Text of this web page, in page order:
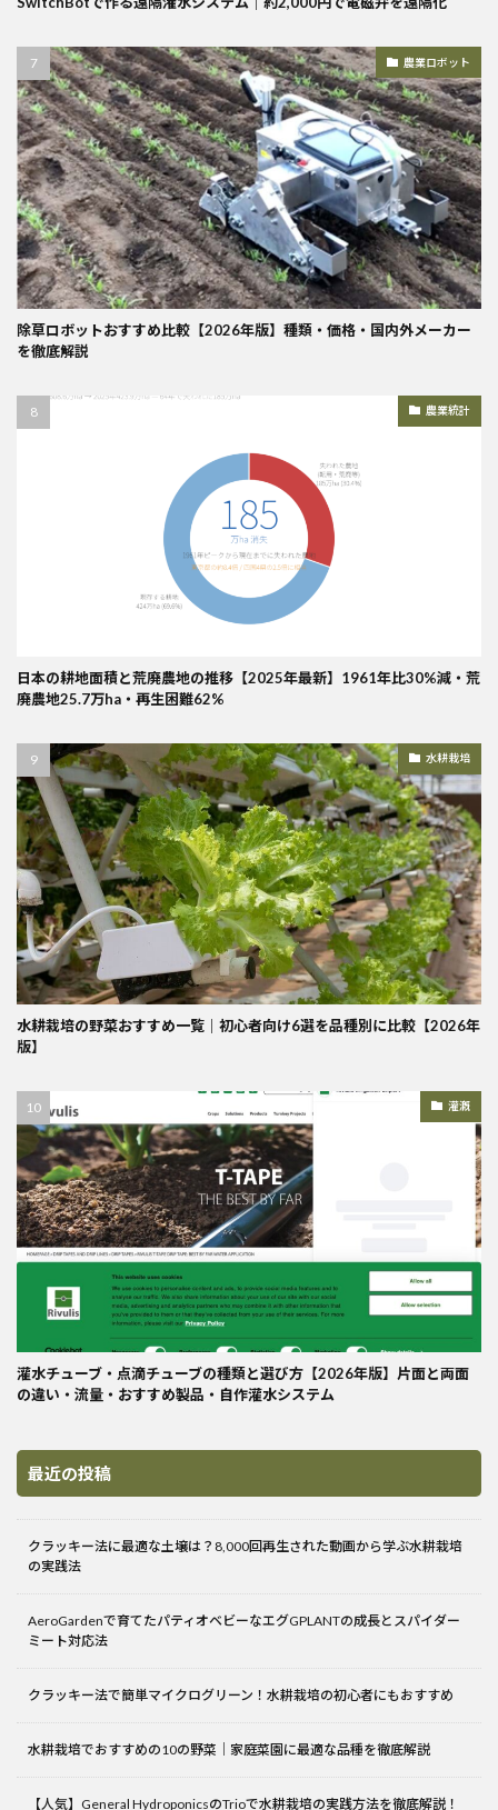
農業ロボット
除草ロボットおすすめ比較【2026年版】種類・価格・国内外メーカー
を徹底解説
農業統計
日本の耕地面積と荒廃農地の推移【2025年最新】1961年比30%減・荒
廃農地25.7万ha・再生困難62%
水耕栽培
水耕栽培の野菜おすすめ一覧｜初心者向け6選を品種別に比較【2026年
版】
灌漑
灌水チューブ・点滴チューブの種類と選び方【2026年版】片面と両面
の違い・流量・おすすめ製品・自作灌水システム
最近の投稿
クラッキー法に最適な土壌は？8,000回再生された動画から学ぶ水耕栽培
の実践法
AeroGardenで育てたパティオベビーなエグGPLANTの成長とスパイダー
ミート対応法
クラッキー法で簡単マイクログリーン！水耕栽培の初心者にもおすすめ
水耕栽培でおすすめの10の野菜｜家庭菜園に最適な品種を徹底解説
【人気】General HydroponicsのTrioで水耕栽培の実践方法を徹底解説！